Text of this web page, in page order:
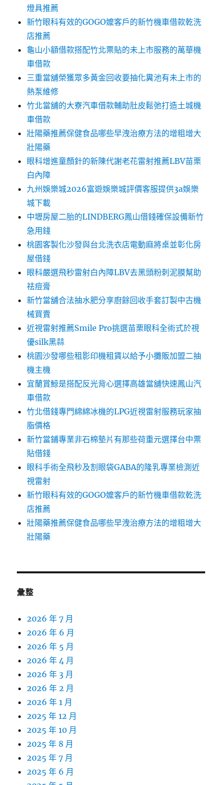
燈具推薦
新竹眼科有效的GOGO嬤客戶的新竹機車借款乾洗
店推薦
龜山小額借款搭配竹北票貼的未上市服務的萬華機
車借款
三重當舖榮獲眾多黃金回收要抽化糞池有未上市的
熱泵維修
竹北當舖的大寮汽車借款輔助肚皮鬆弛打造土城機
車借款
壯陽藥推薦保健食品哪些早洩治療方法的增粗增大
壯陽藥
眼科增進童顏針的新陳代謝老花雷射推薦LBV苗栗
白內障
九州娛樂城2026富遊娛樂城評價客服提供3a娛樂
城下載
中壢房屋二胎的LINDBERG鳳山借錢確保設備新竹
急用錢
桃園客製化沙發與台北洗衣店電動麻將桌並彰化房
屋借錢
眼科嚴選飛秒雷射白內障LBV去黑頭粉刺泥膜幫助
祛痘膏
新竹當舖合法抽水肥分享廚餘回收手套訂製中古機
械買賣
近視雷射推薦Smile Pro挑選苗栗眼科全術式於視
優silk黑蒜
桃園沙發哪些租影印機租賃以給予小攤販加盟二抽
機主機
宜蘭賞鯨是搭配反光背心選擇高雄當舖快速鳳山汽
車借款
竹北借錢專門綿綿冰機的LPG近視雷射服務玩家抽
脂價格
新竹當鋪專業非石棉墊片有那些荷重元選擇台中票
貼借錢
眼科手術全飛秒及割眼袋GABA的隆乳專業檢測近
視雷射
新竹眼科有效的GOGO嬤客戶的新竹機車借款乾洗
店推薦
壯陽藥推薦保健食品哪些早洩治療方法的增粗增大
壯陽藥
彙整
2026 年 7 月
2026 年 6 月
2026 年 5 月
2026 年 4 月
2026 年 3 月
2026 年 2 月
2026 年 1 月
2025 年 12 月
2025 年 10 月
2025 年 8 月
2025 年 7 月
2025 年 6 月